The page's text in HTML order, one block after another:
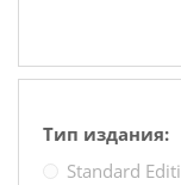
Тип издания:
Standard